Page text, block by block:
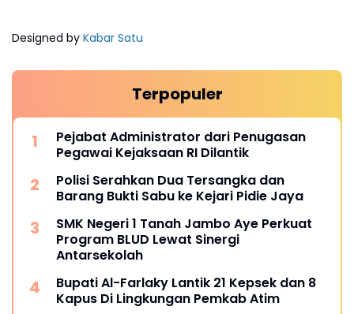
Designed by Kabar Satu
Terpopuler
Pejabat Administrator dari Penugasan
Pegawai Kejaksaan RI Dilantik
Polisi Serahkan Dua Tersangka dan
Barang Bukti Sabu ke Kejari Pidie Jaya
SMK Negeri 1 Tanah Jambo Aye Perkuat
Program BLUD Lewat Sinergi
Antarsekolah
Bupati Al-Farlaky Lantik 21 Kepsek dan 8
Kapus Di Lingkungan Pemkab Atim